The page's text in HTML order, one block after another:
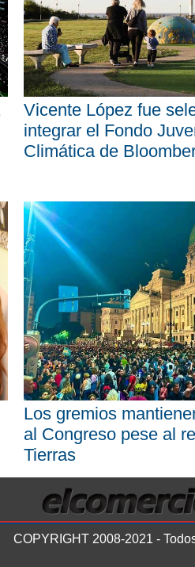
Vicente López fue
integrar el Fondo
Climática de
Los gremios
al Congreso pese al
Tierras
COPYRIGHT 2008-2021 -